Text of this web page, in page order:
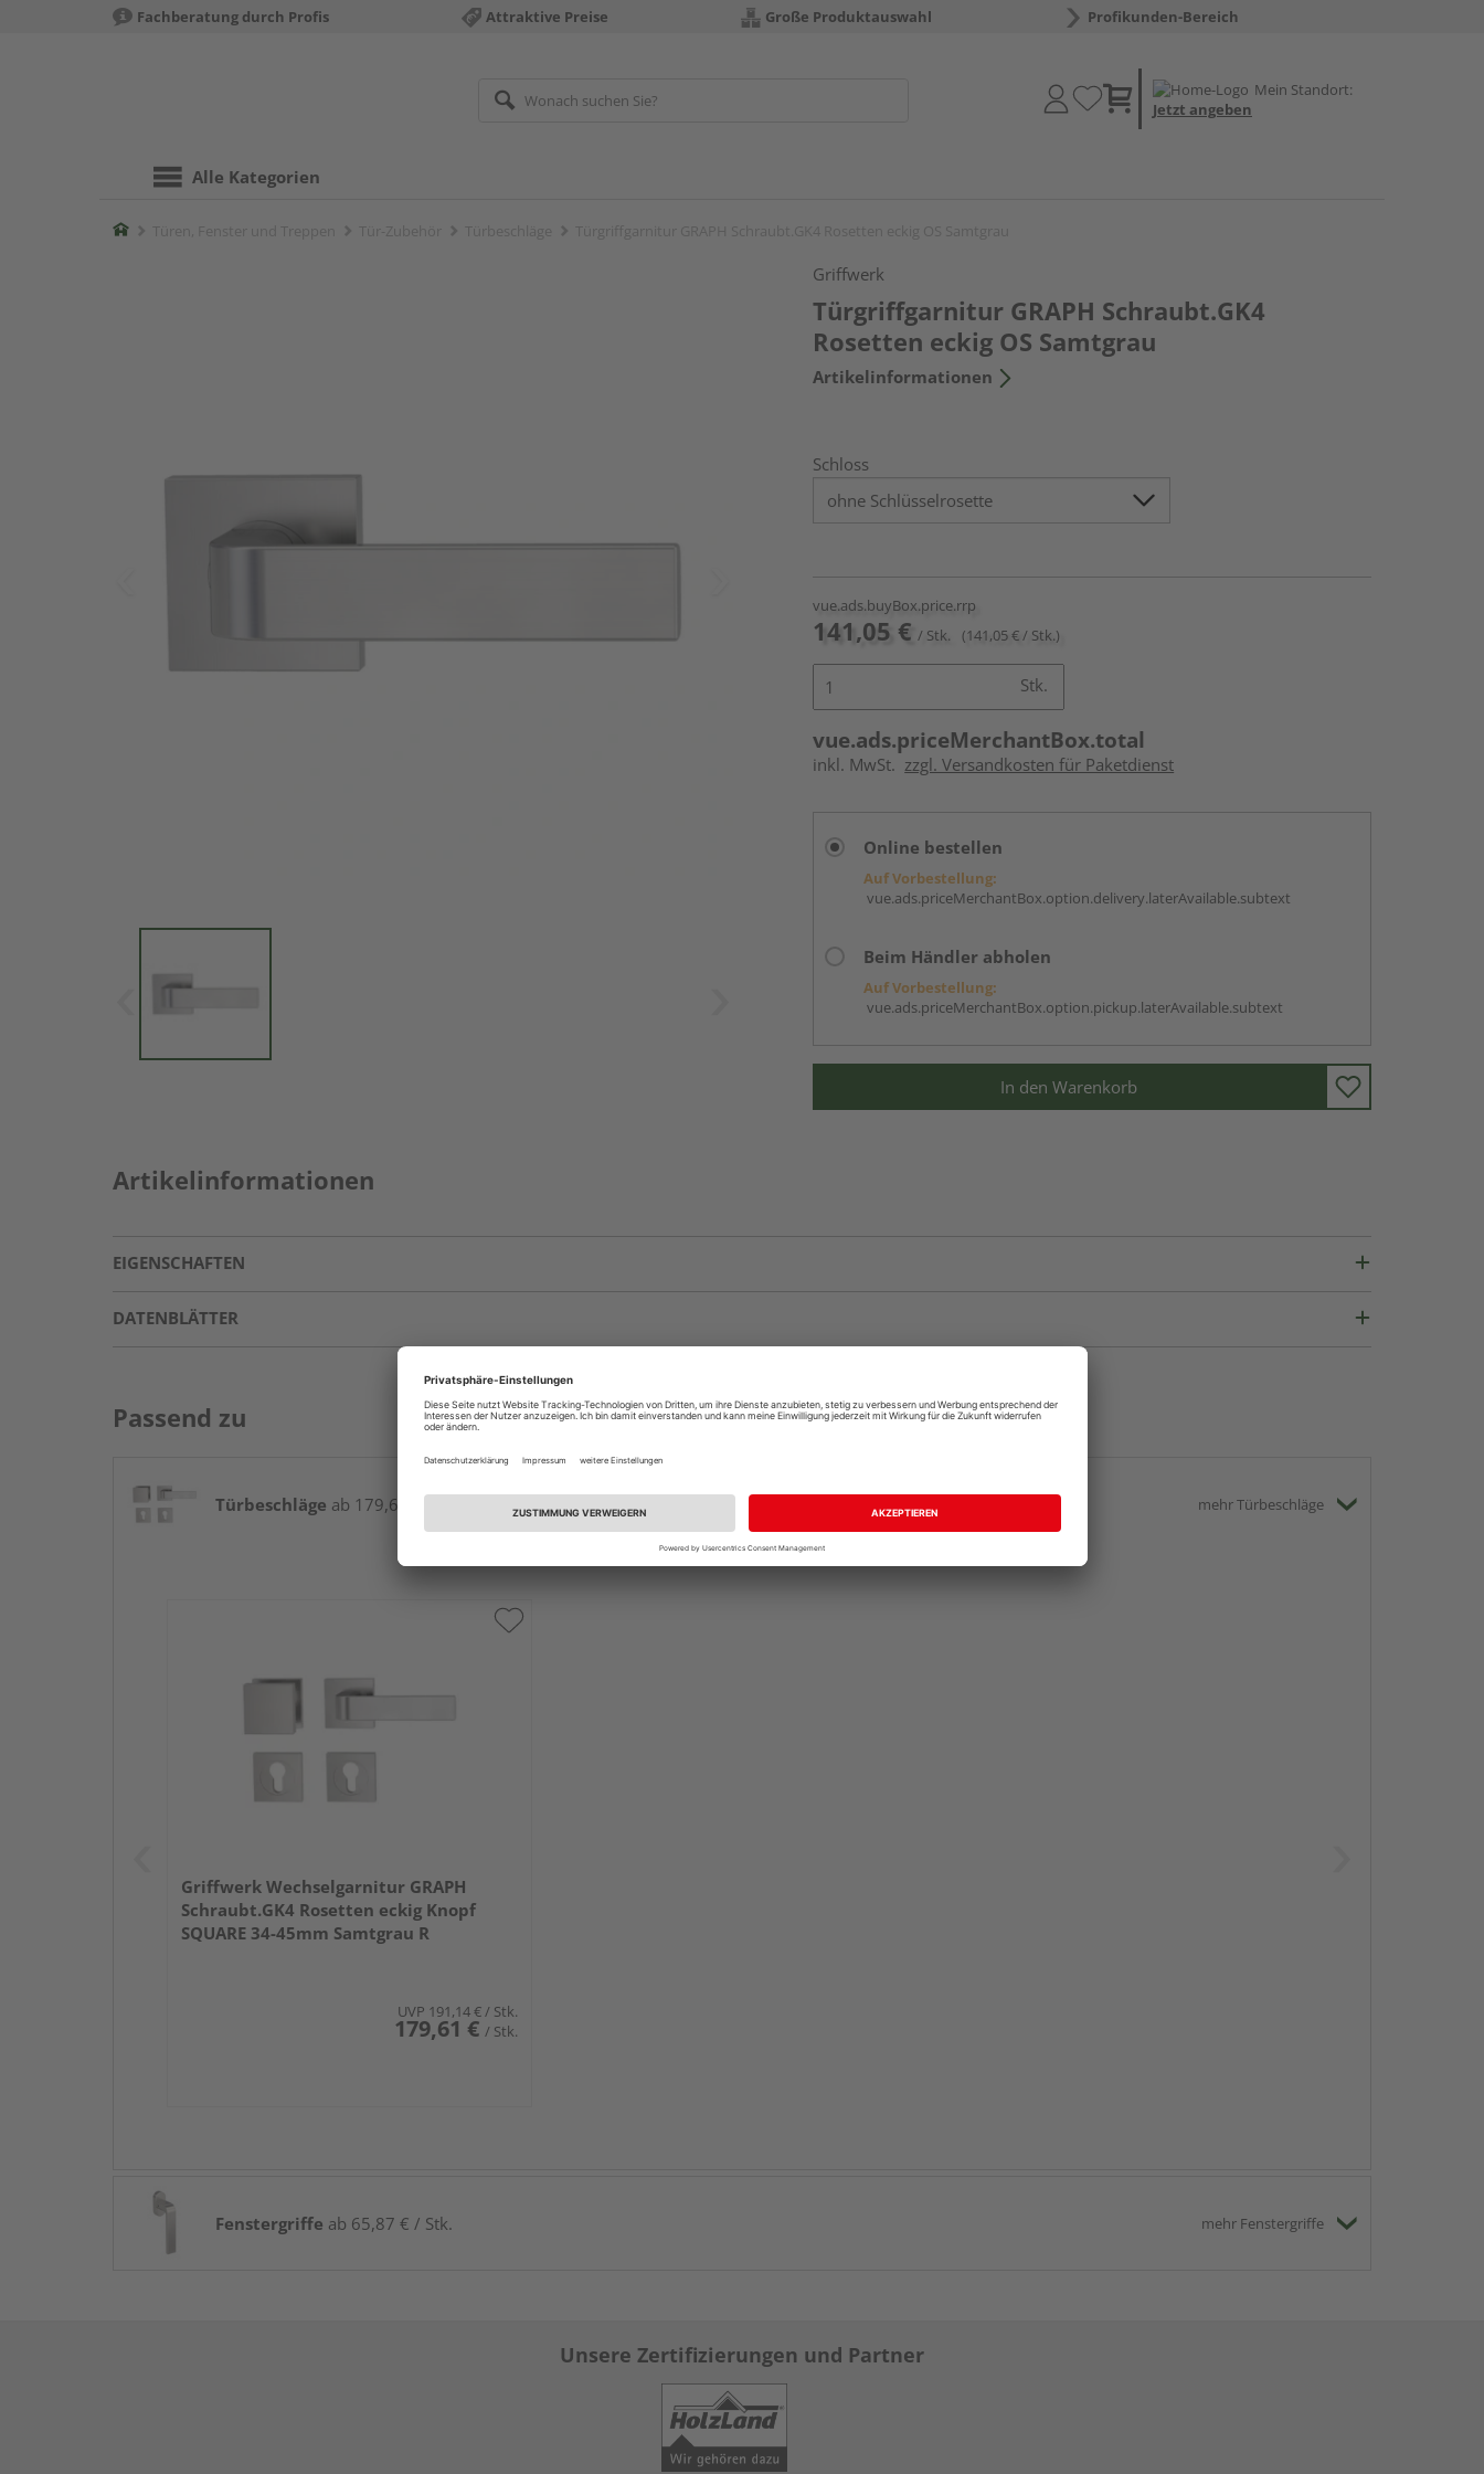
Fachberatung durch Profis Attraktive Preise Große Produktauswahl Profikunden-Bereich
Mein Standort:
Jetzt angeben
Alle Kategorien
Home
Griffwerk
Türgriffgarnitur GRAPH Schraubt.GK4
Rosetten eckig OS Samtgrau
Artikelinformationen
Schloss
vue.ads.buyBox.price.rrp
141,05 € / Stk. (141,05 € / Stk.)
Stk.
vue.ads.priceMerchantBox.total
inkl. MwSt. zzgl. Versandkosten für Paketdienst
Online bestellen
Auf Vorbestellung:
vue.ads.priceMerchantBox.option.delivery.laterAvailable.subtext
Beim Händler abholen
Auf Vorbestellung:
vue.ads.priceMerchantBox.option.pickup.laterAvailable.subtext
In den Warenkorb
Artikelinformationen
EIGENSCHAFTEN
DATENBLÄTTER
Passend zu
Türbeschläge ab 179,61 € / Stk. mehr Türbeschläge
Griffwerk Wechselgarnitur GRAPH
Schraubt.GK4 Rosetten eckig Knopf
SQUARE 34-45mm Samtgrau R
UVP 191,14 € / Stk.
179,61 € / Stk.
Fenstergriffe ab 65,87 € / Stk. mehr Fenstergriffe
Unsere Zertifizierungen und Partner